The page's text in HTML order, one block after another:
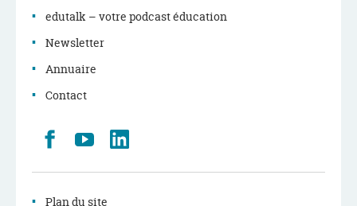
edutalk – votre podcast éducation
Newsletter
Annuaire
Contact
Retrouvez
nous
Youtube
Plan du site